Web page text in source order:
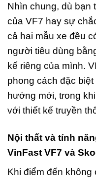
Nhìn chung, dù bạn
của VF7 hay sự
cả hai mẫu xe đều
người tiêu dùng
kế riêng của mình.
phong cách đặc
hướng mới, trong
với thiết kế truyền
Nội thất và tính
VinFast VF7 và
Khi điểm đến không